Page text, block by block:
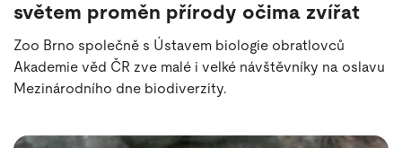
světem proměn přírody očima zvířat
Zoo Brno společně s Ústavem biologie obratlovců
Akademie věd ČR zve malé i velké návštěvníky na oslavu
Mezinárodního dne biodiverzity.